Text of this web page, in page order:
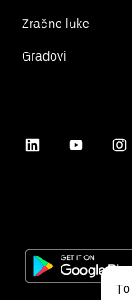
Zračne luke
Gradovi